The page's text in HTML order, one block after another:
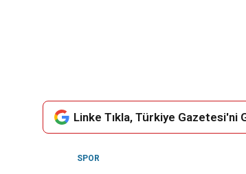
Linke Tıkla, Türkiye Gazetesi'ni
SPOR